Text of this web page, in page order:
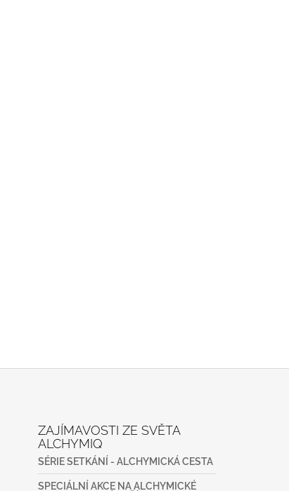
ZAJÍMAVOSTI ZE SVĚTA
ALCHYMIQ
SÉRIE SETKÁNÍ - ALCHYMICKÁ CESTA
SPECIÁLNÍ AKCE NA ALCHYMICKÉ